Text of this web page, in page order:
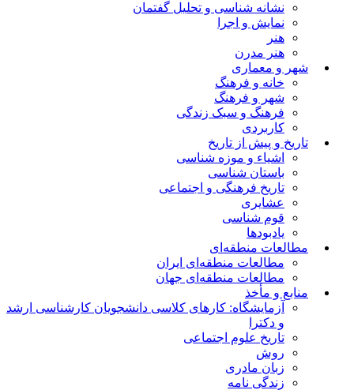
نشانه شناسی و تحلیل گفتمان
نمایش و اجرا
هنر
هنر مدرن
شهر و معماری
خانه و فرهنگ
شهر و فرهنگ
فرهنگ و سبک زندگی
کاربردی
تاریخ و پیش از تاریخ
اشیاء و موزه شناسی
باستان شناسی
تاریخ فرهنگی و اجتماعی
عشایری
قوم شناسی
یادبودها
مطالعات منطقه‌ای
مطالعات منطقه‌ای ایران
مطالعات منطقه‌ای جهان
منابع و مأخذ
آزمایشگاه: کارهای کلاسی دانشجویان کارشناسی ارشد
و دکترا
تاریخ علوم اجتماعی
روش
زبان مادری
زندگی نامه